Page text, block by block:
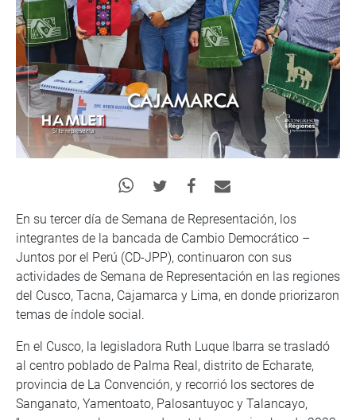
En su tercer día de Semana de Representación, los
integrantes de la bancada de Cambio Democrático –
Juntos por el Perú (CD-JPP), continuaron con sus
actividades de Semana de Representación en las regiones
del Cusco, Tacna, Cajamarca y Lima, en donde priorizaron
temas de índole social.
En el Cusco, la legisladora Ruth Luque Ibarra se trasladó
al centro poblado de Palma Real, distrito de Echarate,
provincia de La Convención, y recorrió los sectores de
Sanganato, Yamentoato, Palosantuyoc y Talancayo,